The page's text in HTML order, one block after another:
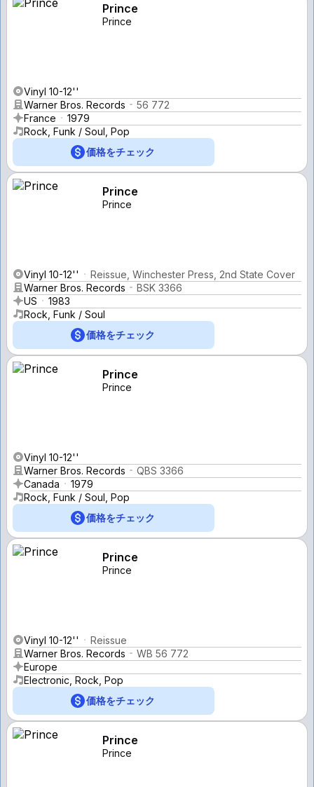
Prince
Prince
Vinyl 10-12''
Warner Bros. Records
56 772
France
1979
Rock, Funk / Soul, Pop
価格をチェック
Prince
Prince
Vinyl 10-12''
Reissue, Winchester Press, 2nd State Cover
Warner Bros. Records
BSK 3366
US
1983
Rock, Funk / Soul
価格をチェック
Prince
Prince
Vinyl 10-12''
Warner Bros. Records
QBS 3366
Canada
1979
Rock, Funk / Soul, Pop
価格をチェック
Prince
Prince
Vinyl 10-12''
Reissue
Warner Bros. Records
WB 56 772
Europe
Electronic, Rock, Pop
価格をチェック
Prince
Prince